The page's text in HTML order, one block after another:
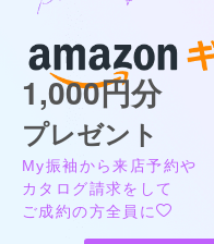
1,000円分
プレゼント
My振袖から来店予約や
カタログ請求をして
ご成約の方全員に